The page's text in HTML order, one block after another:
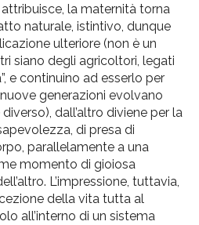
la maternità torna
naturale, istintivo, dunque
ulteriore (non è un
siano degli agricoltori, legati
e continuino ad esserlo per
generazioni evolvano
dall’altro diviene per la
di presa di
parallelamente a una
momento di gioiosa
L’impressione, tuttavia,
della vita tutta al
all’interno di un sistema